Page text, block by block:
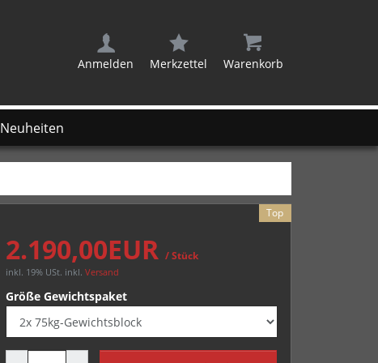
Anmelden Merkzettel Warenkorb
Neuheiten
Top
2.190,00EUR / Stück
inkl. 19% USt. inkl. Versand
Größe Gewichtspaket